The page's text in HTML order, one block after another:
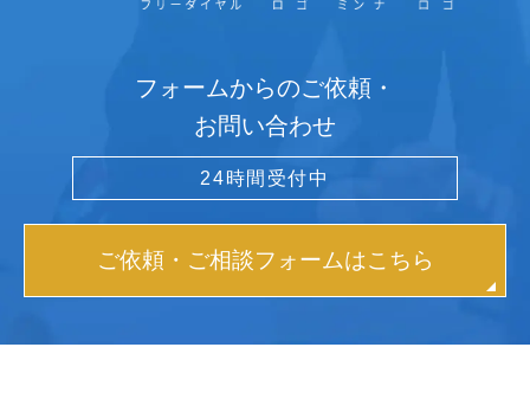
フォームからのご依頼・
お問い合わせ
24時間受付中
ご依頼・ご相談フォームはこちら